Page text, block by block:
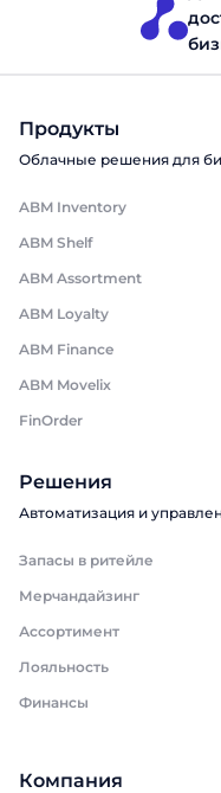
Продукты
Облачные решения для
ABM Inventory
ABM Shelf
ABM Assortment
ABM Loyalty
ABM Finance
ABM Movelix
FinOrder
Решения
Автоматизация и
Запасы в ритейле
Мерчандайзинг
Ассортимент
Лояльность
Финансы
Компания